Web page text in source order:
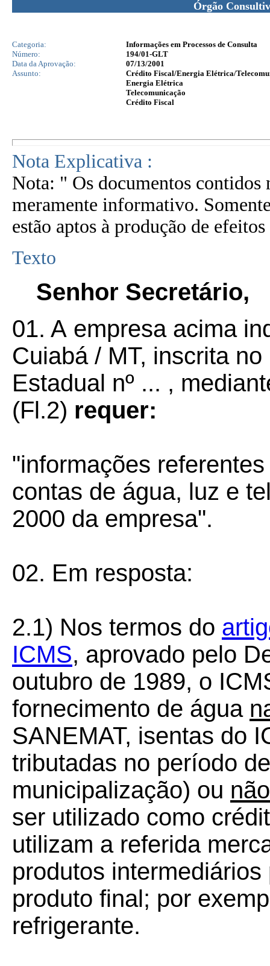
Órgão
Categoria:
Informações em Processos de Consulta
Número:
194/01-GLT
Data da Aprovação:
07/13/2001
Assunto:
Crédito Fiscal/Energia Elétrica/
Energia Elétrica
Telecomunicação
Crédito Fiscal
Nota Explicativa :
Nota: " Os documentos contidos
meramente informativo.
estão aptos à produção de
Texto
Senhor Secretário,
01. A empresa acima
Cuiabá / MT, inscrita
Estadual nº ... ,
(Fl.2) requer:
"informações
contas de água, luz e
2000 da empresa".
02. Em resposta:
2.1) Nos termos do
ICMS, aprovado pelo
outubro de 1989, o
fornecimento de água
SANEMAT, isentas do
tributadas no período
municipalização) ou
ser utilizado como
utilizam a referida
produtos
produto final; por
refrigerante.